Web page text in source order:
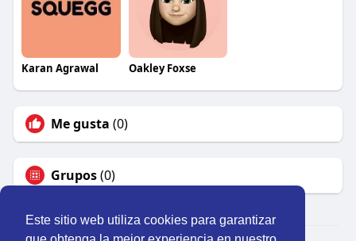
Este sitio web utiliza cookies para garantizar
Karan Agrawal Oakley Foxse
Me gusta (0)
Grupos(0)